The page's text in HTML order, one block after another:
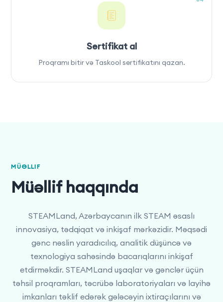
Sertifikat al
Proqramı bitir və Taskool sertifikatını qazan.
MÜƏLLIF
Müəllif haqqında
STEAMLand, Azərbaycanın ilk STEAM əsaslı
innovasiya, tədqiqat və inkişaf mərkəzidir. Məqsədi
gənc nəslin yaradıcılıq, analitik düşüncə və
texnologiya sahəsində bacarıqlarını inkişaf
etdirməkdir. STEAMLand uşaqlar və gənclər üçün
təhsil proqramları, təcrübə laboratoriyaları və layihə
imkanları təklif edərək gələcəyin ixtiraçılarını və